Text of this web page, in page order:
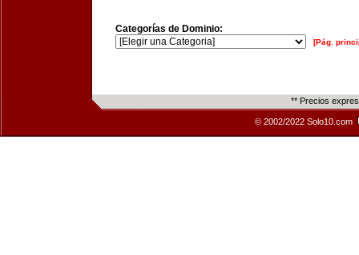
Categorías de Dominio:
[Pág.
** Precios
© 2002/2022 Solo10.com